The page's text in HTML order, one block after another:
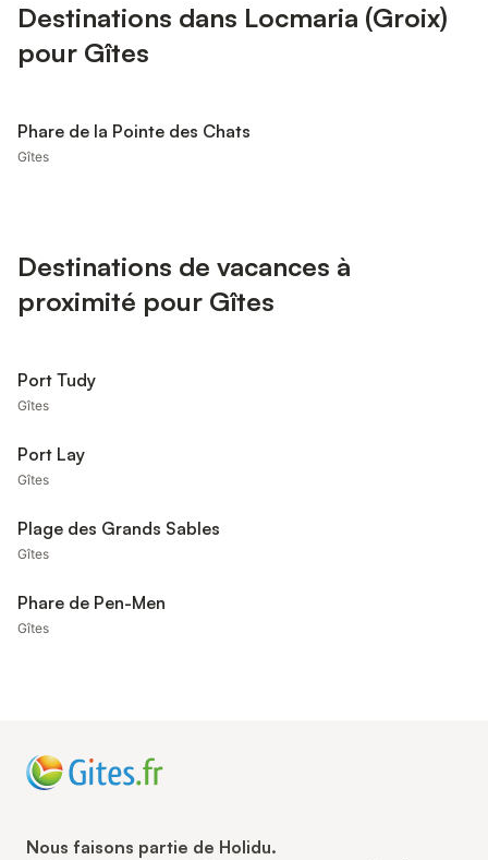
Destinations dans Locmaria (Groix)
pour Gîtes
Phare de la Pointe des Chats
Gîtes
Destinations de vacances à
proximité pour Gîtes
Port Tudy
Gîtes
Port Lay
Gîtes
Plage des Grands Sables
Gîtes
Phare de Pen-Men
Gîtes
Nous faisons partie de Holidu.